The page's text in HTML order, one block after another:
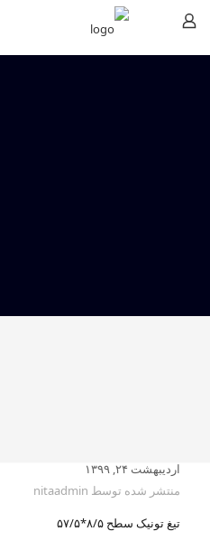
اردیبهشت ۲۴, ۱۳۹۹
منتشر شده توسط nitaadmin
تیغ تونیک سطح ۸/۵*۵۷/۵